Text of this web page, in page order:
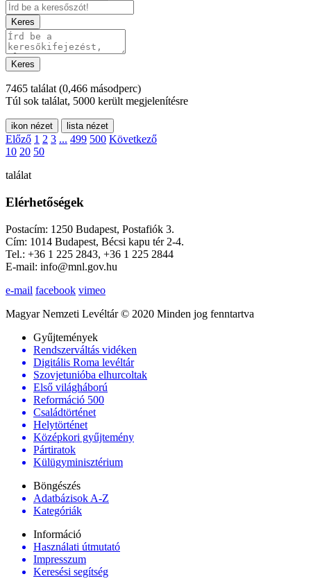
Keres
Keres
7465 találat (0,466 másodperc)
Túl sok találat, 5000 került megjelenítésre
ikon nézet lista nézet
Előző 1 2 3 ... 499 500 Következő
10 20 50
találat
Elérhetőségek
Postacím: 1250 Budapest, Postafiók 3.
Cím: 1014 Budapest, Bécsi kapu tér 2-4.
Tel.: +36 1 225 2843, +36 1 225 2844
E-mail: info@mnl.gov.hu
e-mail facebook vimeo
Magyar Nemzeti Levéltár © 2020 Minden jog fenntartva
Gyűjtemények
Rendszerváltás vidéken
Digitális Roma levéltár
Szovjetunióba elhurcoltak
Első világháború
Reformáció 500
Családtörténet
Helytörténet
Középkori gyűjtemény
Pártiratok
Külügyminisztérium
Böngészés
Adatbázisok A-Z
Kategóriák
Információ
Használati útmutató
Impresszum
Keresési segítség